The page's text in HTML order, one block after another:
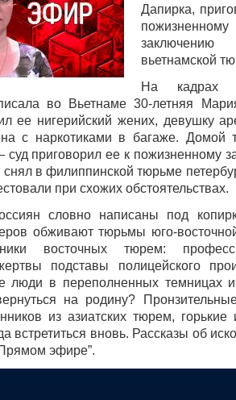
Дапирка,
пожизненному
вьетнамской
На кадрах
во Вьетнаме 30-летняя
ее нигерийский жених, девушку
с наркотиками в багаже. Домой
суд приговорил ее к пожизненному
снял в филиппинской тюрьме
при схожих обстоятельствах.
словно написаны под
обживают тюрьмы юго-
восточных тюрем:
подставы полицейского
люди в переполненных темницах и
на родину?
из азиатских тюрем, горькие
встретиться вновь. Рассказы об
эфире”.